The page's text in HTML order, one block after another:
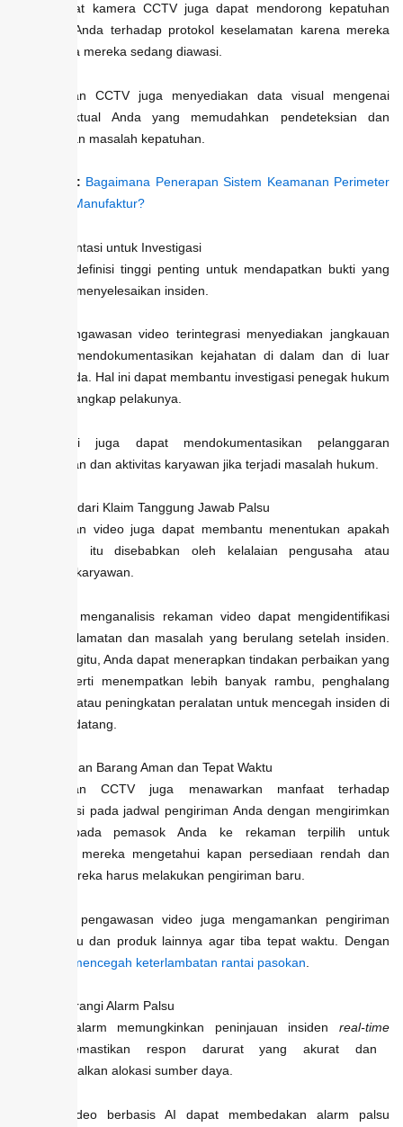
itu, manfaat kamera CCTV juga dapat mendorong kepatuhan
karyawan Anda terhadap protokol keselamatan karena mereka
tahu bahwa mereka sedang diawasi.
Pemantauan CCTV juga menyediakan data visual mengenai
operasi aktual Anda yang memudahkan pendeteksian dan
penanganan masalah kepatuhan.
Baca juga: Bagaimana Penerapan Sistem Keamanan Perimeter
di Industri Manufaktur?
7. Dokumentasi untuk Investigasi
Rekaman definisi tinggi penting untuk mendapatkan bukti yang
jelas guna menyelesaikan insiden.
Sistem pengawasan video terintegrasi menyediakan jangkauan
24/7 dan mendokumentasikan kejahatan di dalam dan di luar
fasilitas Anda. Hal ini dapat membantu investigasi penegak hukum
untuk menangkap pelakunya.
Sistem ini juga dapat mendokumentasikan pelanggaran
keselamatan dan aktivitas karyawan jika terjadi masalah hukum.
8. Menghindari Klaim Tanggung Jawab Palsu
Pemantauan video juga dapat membantu menentukan apakah
kecelakaan itu disebabkan oleh kelalaian pengusaha atau
kesalahan karyawan.
Selain itu, menganalisis rekaman video dapat mengidentifikasi
celah keselamatan dan masalah yang berulang setelah insiden.
Dengan begitu, Anda dapat menerapkan tindakan perbaikan yang
efektif seperti menempatkan lebih banyak rambu, penghalang
pelindung, atau peningkatan peralatan untuk mencegah insiden di
masa mendatang.
9. Pengiriman Barang Aman dan Tepat Waktu
Pemantauan CCTV juga menawarkan manfaat terhadap
transparansi pada jadwal pengiriman Anda dengan mengirimkan
akses kepada pemasok Anda ke rekaman terpilih untuk
membantu mereka mengetahui kapan persediaan rendah dan
apakah mereka harus melakukan pengiriman baru.
Selain itu, pengawasan video juga mengamankan pengiriman
bahan baku dan produk lainnya agar tiba tepat waktu. Dengan
mencegah keterlambatan rantai pasokan
10. Mengurangi Alarm Palsu
Verifikasi alarm memungkinkan peninjauan insiden real-time
untuk memastikan respon darurat yang akurat dan
mengoptimalkan alokasi sumber daya.
Analisis video berbasis AI dapat membedakan alarm palsu